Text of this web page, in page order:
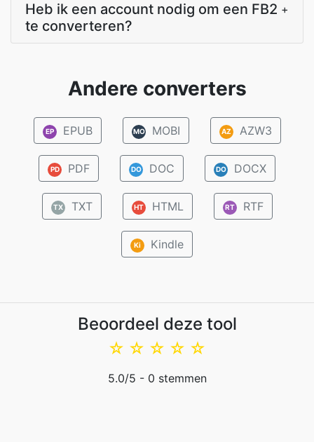
Heb ik een account nodig om een FB2
te converteren?
+
Andere converters
EP EPUB MO MOBI AZ AZW3
PD PDF DO DOC DO DOCX
TX TXT HT HTML RT RTF
Ki Kindle
Beoordeel deze tool
☆
☆
☆
☆
☆
5.0/5 - 0 stemmen